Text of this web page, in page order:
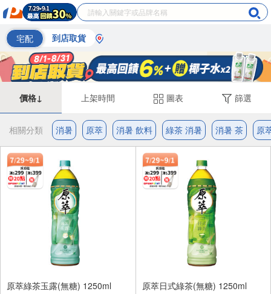
宅配 到店取貨
價格↓ 上架時間 圖表 篩選
相關分類 消暑 原萃 消暑 飲料 綠茶 消暑 消暑 茶 原
原萃綠茶玉露(無糖) 1250ml
原萃日式綠茶(無糖) 1250ml